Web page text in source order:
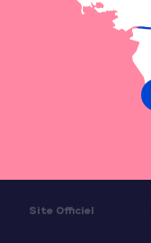
Site Officiel